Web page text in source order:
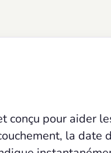
conçu pour aider
la date